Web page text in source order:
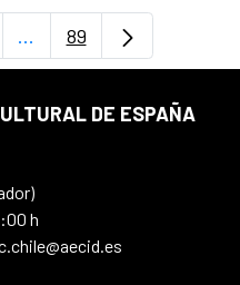
...Páginas intermedias
Página
89
DE ESPAÑA
h